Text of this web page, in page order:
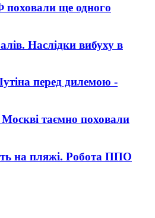
поховали ще одного
Наслідки вибуху в
перед дилемою -
таємно поховали
на пляжі. Робота ППО